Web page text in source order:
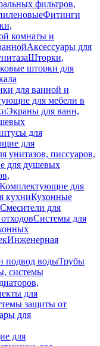
фильтров,
Фитинги
комнаты и
Аксессуары для
Шторки,
шторки для
для ванной и
для мебели в
Экраны для ванн,
для
для
унитазов, писсуаров,
для душевых
Комплектующие для
кухниКухонные
Смесители для
Системы для
Инженерная
подвод водыТрубы
системы
для
защиты от
для
для